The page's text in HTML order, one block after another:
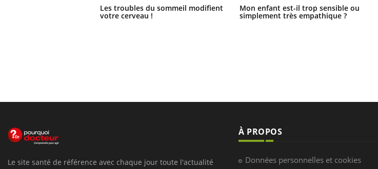
Les troubles du sommeil modifient
votre cerveau !
Mon enfant est-il trop sensible ou
simplement très empathique ?
Le site santé de référence avec chaque jour toute l'actualité
À PROPOS
Données personnelles et cookies